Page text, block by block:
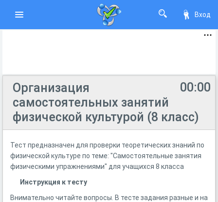
Вход
00:00
Организация
самостоятельных занятий
физической культурой (8 класс)
Тест предназначен для проверки теоретических знаний по
физической культуре по теме: "Самостоятельные занятия
физическими упражнениями" для учащихся 8 класса
Инструкция к тесту
Внимательно читайте вопросы. В тесте задания разные и на